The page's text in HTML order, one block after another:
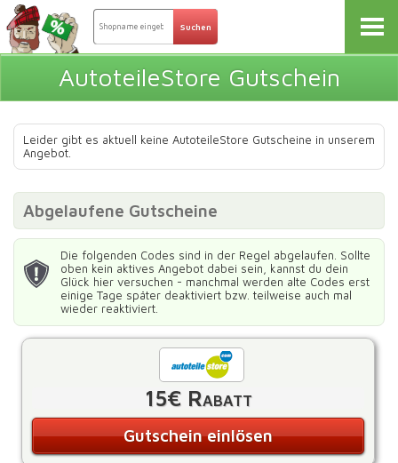
AutoteileStore Gutschein
Leider gibt es aktuell keine AutoteileStore Gutscheine in unserem
Angebot.
Abgelaufene Gutscheine
Die folgenden Codes sind in der Regel abgelaufen. Sollte
oben kein aktives Angebot dabei sein, kannst du dein
Glück hier versuchen - manchmal werden alte Codes erst
einige Tage später deaktiviert bzw. teilweise auch mal
wieder reaktiviert.
15€ Rabatt
Gutschein einlösen